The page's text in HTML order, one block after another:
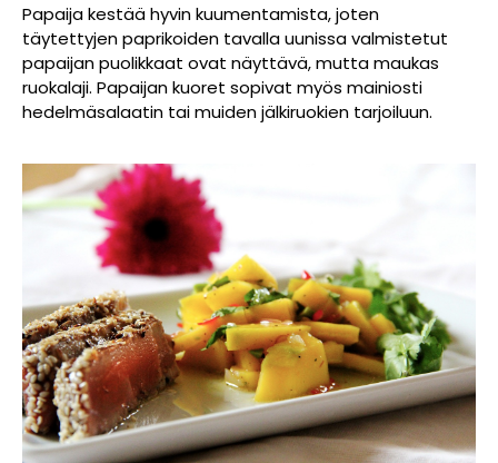
Papaija kestää hyvin kuumentamista, joten
täytettyjen paprikoiden tavalla uunissa valmistetut
papaijan puolikkaat ovat näyttävä, mutta maukas
ruokalaji. Papaijan kuoret sopivat myös mainiosti
hedelmäsalaatin tai muiden jälkiruokien tarjoiluun.